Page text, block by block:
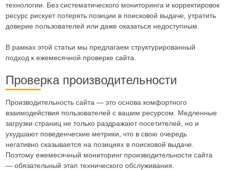
технологии. Без систематического мониторинга и корректировок
ресурс рискует потерять позиции в поисковой выдаче, утратить
доверие пользователей или даже оказаться недоступным.
В рамках этой статьи мы предлагаем структурированный
подход к ежемесячной проверке сайта.
Проверка производительности
Производительность сайта — это основа комфортного
взаимодействия пользователей с вашим ресурсом. Медленные
загрузки страниц не только раздражают посетителей, но и
ухудшают поведенческие метрики, что в свою очередь
негативно сказывается на позициях в поисковой выдаче.
Поэтому ежемесячный мониторинг производительности сайта
— обязательный этап технического обслуживания.